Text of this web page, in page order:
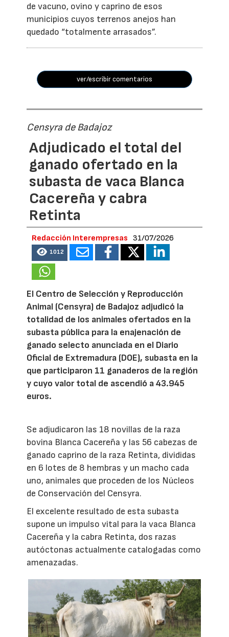
de vacuno, ovino y caprino de esos
municipios cuyos terrenos anejos han
quedado “totalmente arrasados”.
ver/escribir comentarios
Censyra de Badajoz
Adjudicado el total del
ganado ofertado en la
subasta de vaca Blanca
Cacereña y cabra
Retinta
Redacción Interempresas 31/07/2026
1012
El Centro de Selección y Reproducción
Animal (Censyra) de Badajoz adjudicó la
totalidad de los animales ofertados en la
subasta pública para la enajenación de
ganado selecto anunciada en el Diario
Oficial de Extremadura (DOE), subasta en la
que participaron 11 ganaderos de la región
y cuyo valor total de ascendió a 43.945
euros.
Se adjudicaron las 18 novillas de la raza
bovina Blanca Cacereña y las 56 cabezas de
ganado caprino de la raza Retinta, divididas
en 6 lotes de 8 hembras y un macho cada
uno, animales que proceden de los Núcleos
de Conservación del Censyra.
El excelente resultado de esta subasta
supone un impulso vital para la vaca Blanca
Cacereña y la cabra Retinta, dos razas
autóctonas actualmente catalogadas como
amenazadas.